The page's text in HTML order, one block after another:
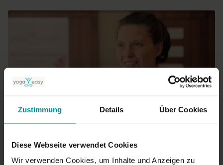
Zustimmung Details Über Cookies
Diese Webseite verwendet Cookies
Wir verwenden Cookies, um Inhalte und Anzeigen zu
Teil 2: Best of Yoga Conference Germany 2016
Für alle | Yoga Talks